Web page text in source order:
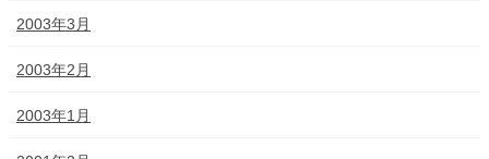
2003年3月
2003年2月
2003年1月